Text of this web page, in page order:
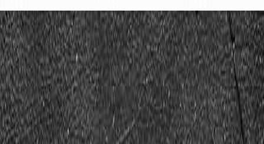
ganz einfach über die Adresssuche geprüft
werden.
MBW:
ab 12,00 EUR:Erkrath Bruchhausen, Erkrath
Hochdahl, Erkrath Kempen, Erkrath
Millrath, Erkrath Sandheide, Erkrath
Trills, Erkrath Unterfeldhaus, Erkrath
Willbeck
ab 15,00 EUR: Düsseldorf Unterbach (nur
Unterbach), Erkrath Alt-Erkrath,
Hilden